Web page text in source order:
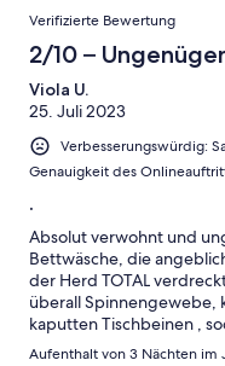
Verifizierte Bewertung
2/10 –
Viola U.
25. Juli 2023
Verbesserungswürdig:
Genauigkeit des
.
Absolut verwohnt und
Bettwäsche, die
der Herd TOTAL
überall Spinnengewebe,
kaputten Tischbeinen ,
konnte mit einer
Aufenthalt von 3 Nächten im